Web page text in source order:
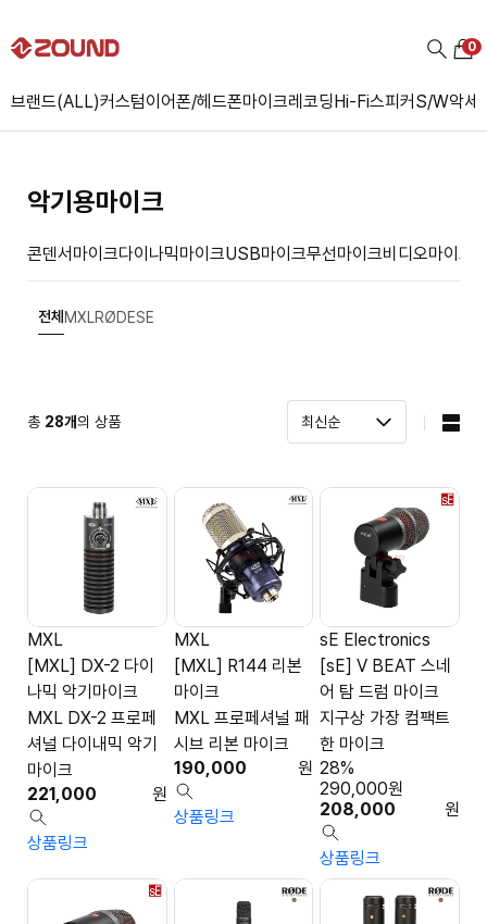
브랜드(ALL)커스텀이어폰/헤드폰마이크레코딩Hi-Fi스피커S/W악세
0
악기용마이크
콘덴서마이크다이나믹마이크USB마이크무선마이크비디오마이크
전체 MXLRØDESE
총 28개의 상품
MXL
[MXL] DX-2 다이
나믹 악기마이크
MXL DX-2 프로페
셔널 다이내믹 악기
마이크
221,000
원
상품링크
MXL
[MXL] R144 리본
마이크
MXL 프로페셔널 패
시브 리본 마이크
190,000
원
상품링크
sE Electronics
[sE] V BEAT 스네
어 탐 드럼 마이크
지구상 가장 컴팩트
한 마이크
208,000 원
290,000원
28%
상품링크